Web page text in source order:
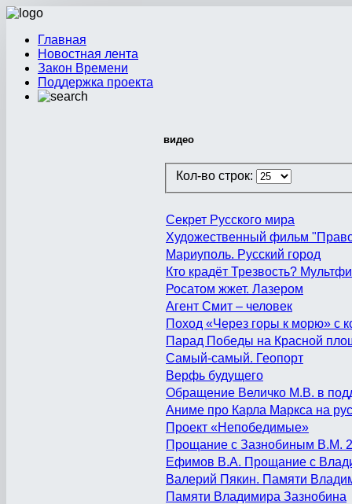
Главная
Новостная лента
Закон Времени
Поддержка проекта
видео
Кол-во строк:
Секрет Русского мира
Художественный фильм
Мариуполь. Русский город
Кто крадёт Трезвость?
Росатом жжет. Лазером
Агент Смит – человек
Поход «Через горы к морю»
Парад Победы на Красной
Самый-самый. Геопорт
Верфь будущего
Обращение Величко М.В. в
Аниме про Карла Маркса на
Проект «Непобедимые»
Прощание с Зазнобиным В.М.
Ефимов В.А. Прощание с
Валерий Пякин. Памяти
Памяти Владимира Зазнобина